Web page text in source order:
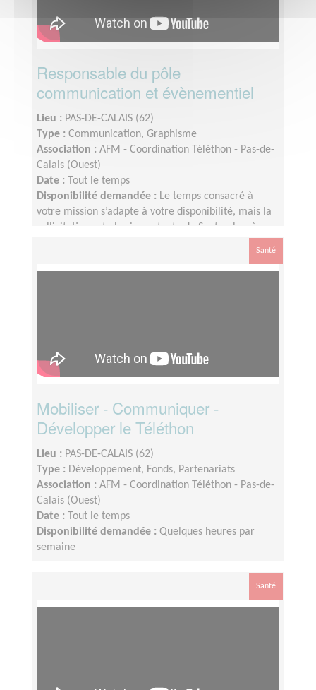
Responsable du pôle
communication et évènementiel
Lieu : PAS-DE-CALAIS (62)
Type : Communication, Graphisme
Association : AFM - Coordination Téléthon - Pas-de-
Calais (Ouest)
Date :
Tout le temps
Disponibilité demandée : Le temps consacré à
votre mission s’adapte à votre disponibilité, mais la
sollicitation est plus importante de Septembre à
Santé
Mobiliser - Communiquer -
Développer le Téléthon
Lieu : PAS-DE-CALAIS (62)
Type : Développement, Fonds, Partenariats
Association : AFM - Coordination Téléthon - Pas-de-
Calais (Ouest)
Date :
Tout le temps
Disponibilité demandée : Quelques heures par
semaine
Santé